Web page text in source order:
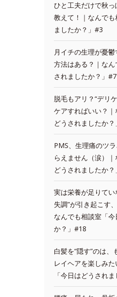
ひと工夫だけで秋
教えて！｜なんで
ましたか？」#3
月イチの生理が憂
方法はある？｜な
されましたか？」#7
脱毛もアリ？“デリ
ケアすればいい？
どうされましたか
PMS、生理痛のツ
らえません（涙）
どうされましたか
実は栄養が足りてい
失調”が引き起こす
なんでも相談室「
か？」#18
白髪を“隠す”のは
レイヘアを楽しみ
「今日はどうされ